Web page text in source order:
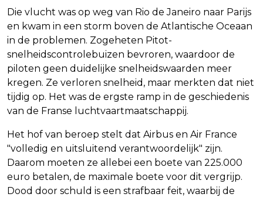
Die vlucht was op weg van Rio de Janeiro naar Parijs
en kwam in een storm boven de Atlantische Oceaan
in de problemen. Zogeheten Pitot-
snelheidscontrolebuizen bevroren, waardoor de
piloten geen duidelijke snelheidswaarden meer
kregen. Ze verloren snelheid, maar merkten dat niet
tijdig op. Het was de ergste ramp in de geschiedenis
van de Franse luchtvaartmaatschappij.
Het hof van beroep stelt dat Airbus en Air France
"volledig en uitsluitend verantwoordelijk" zijn.
Daarom moeten ze allebei een boete van 225.000
euro betalen, de maximale boete voor dit vergrijp.
Dood door schuld is een strafbaar feit, waarbij de